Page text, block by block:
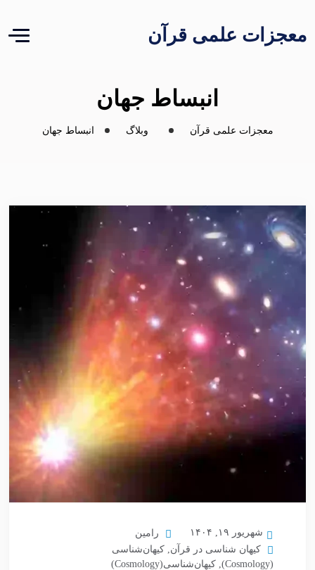
معجزات علمی قرآن
انبساط جهان
معجزات علمی قرآن وبلاگ انبساط جهان
شهریور ۱۹, ۱۴۰۴
رامین
کیهان شناسی در قرآن, کیهان‌شناسی
(Cosmology)
, کیهان‌شناسی(Cosmology)